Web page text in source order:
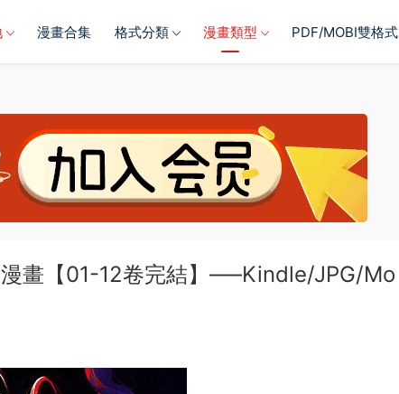
漫畫合集 格式分類 漫畫類型 PDF/MOBI雙格式
漫畫【01-12卷完結】—–Kindle/JPG/Mo